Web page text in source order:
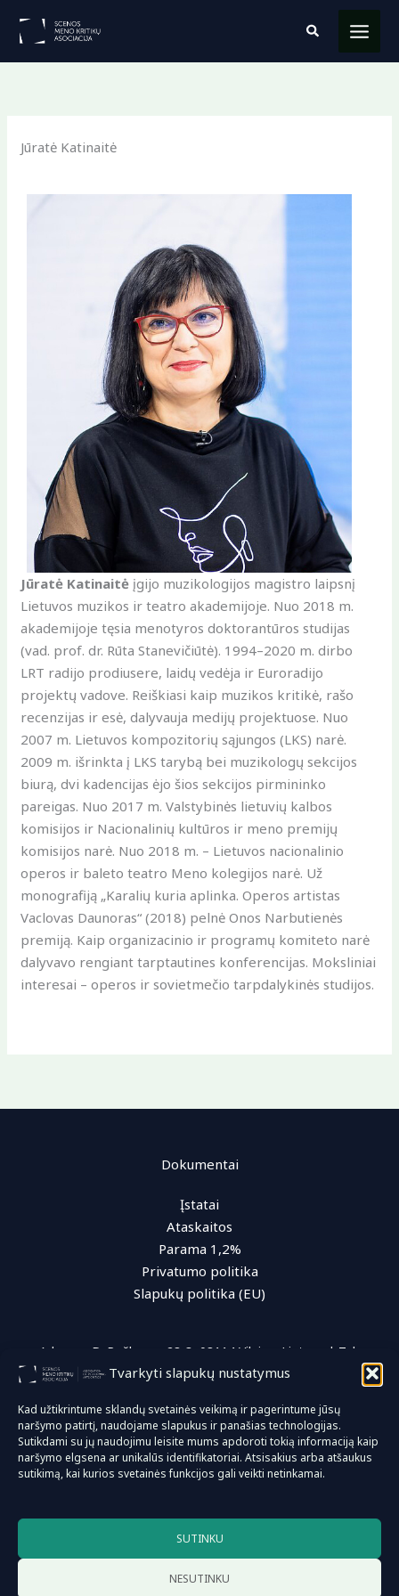
Tvarkyti slapukų nustatymus
Kad užtikrintume sklandų svetainės veikimą ir pagerintume jūsų
naršymo patirtį, naudojame slapukus ir panašias technologijas.
Sutikdami su jų naudojimu leisite mums apdoroti tokią informaciją kaip
naršymo elgsena ar unikalūs identifikatoriai. Atsisakius arba atšaukus
sutikimą, kai kurios svetainės funkcijos gali veikti netinkamai.
SUTINKU
NESUTINKU
prie
Paieška
Jūratė Katinaitė
Jūratė Katinaitė įgijo muzikologijos magistro laipsnį
Lietuvos muzikos ir teatro akademijoje. Nuo 2018 m.
akademijoje tęsia menotyros doktorantūros studijas
(vad. prof. dr. Rūta Stanevičiūtė). 1994–2020 m. dirbo
LRT radijo prodiusere, laidų vedėja ir Euroradijo
projektų vadove. Reiškiasi kaip muzikos kritikė, rašo
recenzijas ir esė, dalyvauja medijų projektuose. Nuo
2007 m. Lietuvos kompozitorių sąjungos (LKS) narė.
2009 m. išrinkta į LKS tarybą bei muzikologų sekcijos
biurą, dvi kadencijas ėjo šios sekcijos pirmininko
pareigas. Nuo 2017 m. Valstybinės lietuvių kalbos
komisijos ir Nacionalinių kultūros ir meno premijų
komisijos narė. Nuo 2018 m. – Lietuvos nacionalinio
operos ir baleto teatro Meno kolegijos narė. Už
monografiją „Karalių kuria aplinka. Operos artistas
Vaclovas Daunoras“ (2018) pelnė Onos Narbutienės
premiją. Kaip organizacinio ir programų komiteto narė
dalyvavo rengiant tarptautines konferencijas. Moksliniai
interesai – operos ir sovietmečio tarpdalykinės studijos.
Dokumentai
Įstatai
Ataskaitos
Parama 1,2%
Privatumo politika
Slapukų politika (EU)
Adresas: D. Poškos g. 28-3, 08114 Vilnius, Lietuva | Tel.:
+370 (616) 96 622 | El. paštas: info@smka.lt
© 2026 Scenos meno kritikų asociacija